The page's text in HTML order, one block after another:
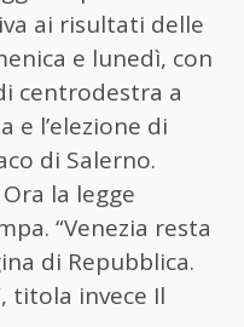
ai risultati delle
e lunedì, con
centrodestra a
e l’elezione di
di Salerno.
la legge
“Venezia resta
di Repubblica.
titola invece Il